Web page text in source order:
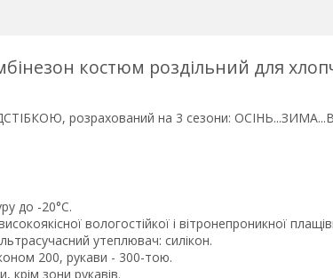
костюм роздільний для
розрахований на 3 сезони:
до -20°C.
вологостійкої і вітронепроникної
утеплювач: силікон.
200, рукави - 300-тою.
крім зони рукавів.